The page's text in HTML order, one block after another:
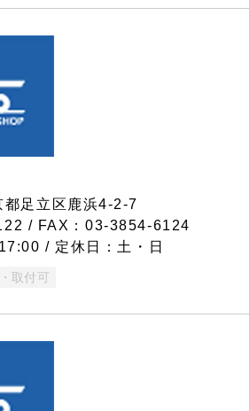
足立区鹿浜4-2-7
/ FAX：03-3854-6124
/ 定休日：土・日
取付可